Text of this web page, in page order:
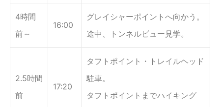
4時間
前～
16:00
グレイシャーポイントへ向かう。
途中、トンネルビュー見学。
2.5時間
前
17:20
タフトポイント・トレイルヘッド
駐車。
タフトポイントまでハイキング